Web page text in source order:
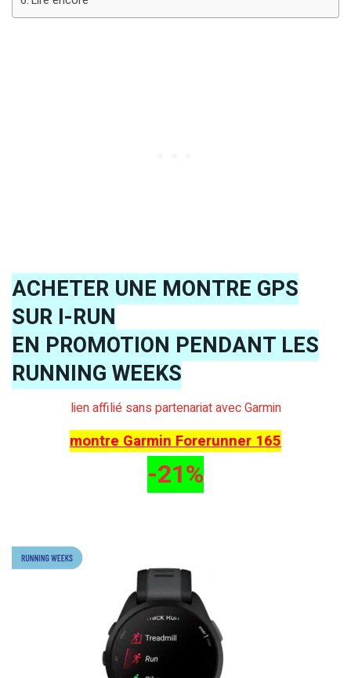
ACHETER UNE MONTRE GPS
SUR I-RUN
EN PROMOTION PENDANT LES
RUNNING WEEKS
lien affilié sans partenariat avec Garmin
montre Garmin Forerunner 165
-21%